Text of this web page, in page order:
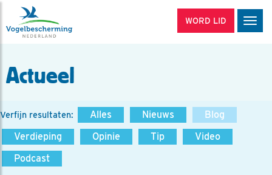
WORD LID
Actueel
Verfijn resultaten: Alles Nieuws
Blog
Verdieping
Opinie Tip
Video
Podcast